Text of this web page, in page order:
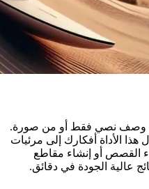
وصف نصي فقط أو من صورة.
الأداة أفكارك إلى مرئيات
القصص أو إنشاء مقاطع
عالية الجودة في دقائق.